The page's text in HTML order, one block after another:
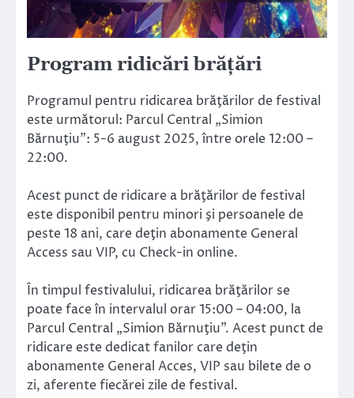
Program ridicări brăţări
Programul pentru ridicarea brăţărilor de festival
este următorul: Parcul Central „Simion
Bărnuţiu”: 5-6 august 2025, între orele 12:00 –
22:00.
Acest punct de ridicare a brăţărilor de festival
este disponibil pentru minori şi persoanele de
peste 18 ani, care deţin abonamente General
Access sau VIP, cu Check-in online.
În timpul festivalului, ridicarea brăţărilor se
poate face în intervalul orar 15:00 – 04:00, la
Parcul Central „Simion Bărnuţiu”. Acest punct de
ridicare este dedicat fanilor care deţin
abonamente General Acces, VIP sau bilete de o
zi, aferente fiecărei zile de festival.